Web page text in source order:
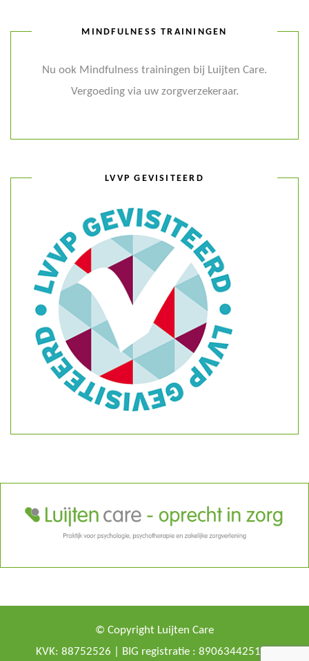
MINDFULNESS TRAININGEN
Nu ook Mindfulness trainingen bij Luijten Care.
Vergoeding via uw zorgverzekeraar.
LVVP GEVISITEERD
© Copyright Luijten Care
KVK: 88752526 | BIG registratie : 89063442516 -